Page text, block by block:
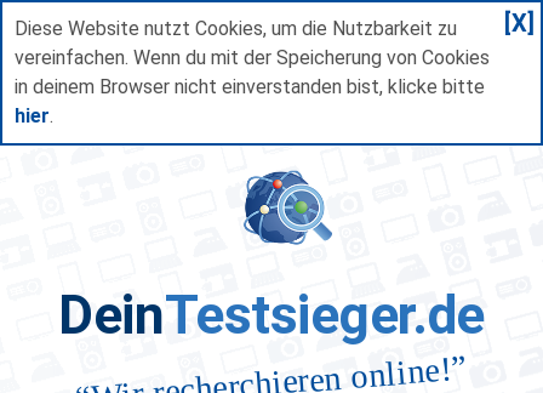
Diese Website nutzt Cookies, um die Nutzbarkeit zu
vereinfachen. Wenn du mit der Speicherung von Cookies
in deinem Browser nicht einverstanden bist, klicke bitte
hier.
[X]
DeinTestsieger.de
”